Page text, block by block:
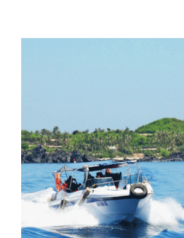
HÀ NỘI – QUẢNG
LÝ SƠN – BÌNH
YÊN– HÀ
Thời gian: 05